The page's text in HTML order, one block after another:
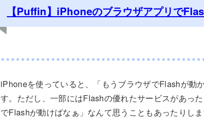
【Puffin】iPhoneのブラウザアプリで
iPhoneを使っていると、「もうブラウザでFlashが動
す。ただし、一部にはFlashの優れたサービスがあっ
でFlashが動けばなぁ」なんて思うこともあったりしま